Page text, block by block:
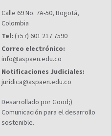
Calle 69 No. 7A-50, Bogotá,
Colombia
Tel: (+57) 601 217 7590
Correo electrónico:
info@aspaen.edu.co
Notificaciones Judiciales:
juridica@aspaen.edu.co
Desarrollado por Good;)
Comunicación para el desarrollo
sostenible.